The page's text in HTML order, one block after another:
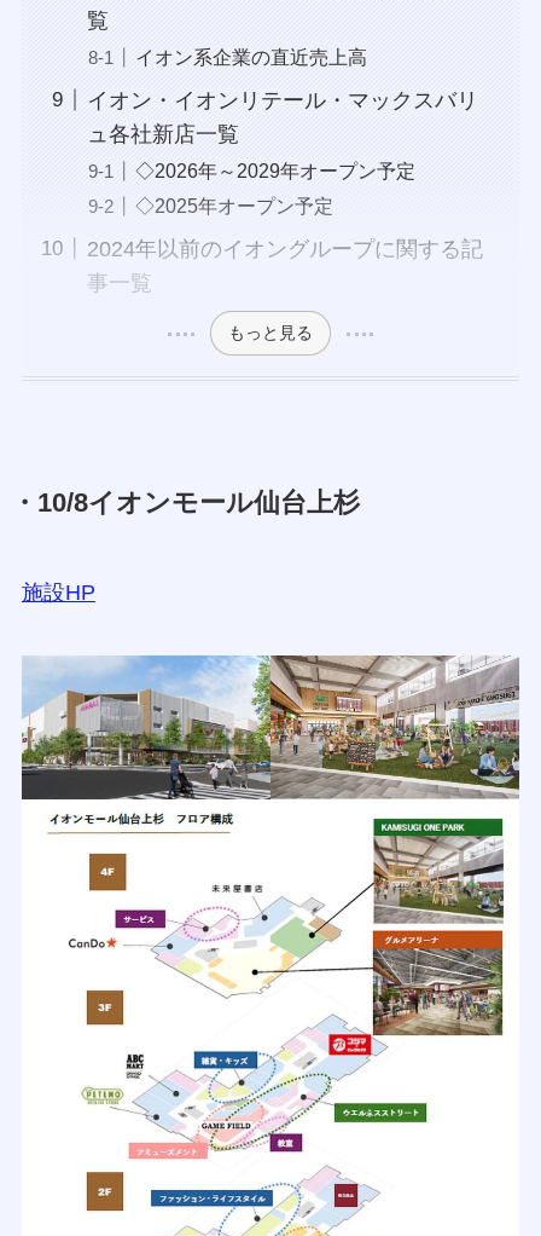
覧
イオン系企業の直近売上高
イオン・イオンリテール・マックスバリ
ュ各社新店一覧
◇2026年～2029年オープン予定
◇2025年オープン予定
2024年以前のイオングループに関する記
事一覧
もっと見る
・10/8イオンモール仙台上杉
施設HP